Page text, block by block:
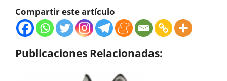
Compartir este artículo
Publicaciones Relacionadas: